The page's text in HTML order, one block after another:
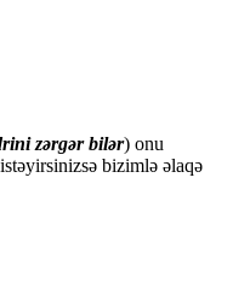
zərgər bilər) onu
bizimlə əlaqə